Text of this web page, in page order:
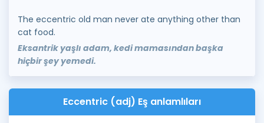
The eccentric old man never ate anything other than
cat food.
Eksantrik yaşlı adam, kedi mamasından başka
hiçbir şey yemedi.
Eccentric (adj) Eş anlamlıları